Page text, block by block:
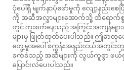
ပုံပေါ်ရှိ မျက်နှာပုံဖော်မှုကို လျော့နည်းစေပ
ကို အဆီအလွှာများအောက်သို့ ထိရောက်စွာ
တွင် ကူးစက်နေသည့် အကြွင်းအကျန်
များမှ ဖြုတ်ထုတ်ပေးပါသည်။ ဤဓာ
တွေ့မှုအပေါ် စက္ကန်းအနည်းငယ်အတွင်းတွ
ခက်ခဲသည့် အဆီများကို လွယ်ကူစွာ ဖယ်ရှာ
ပြောင်းလဲပေးပါသည်။